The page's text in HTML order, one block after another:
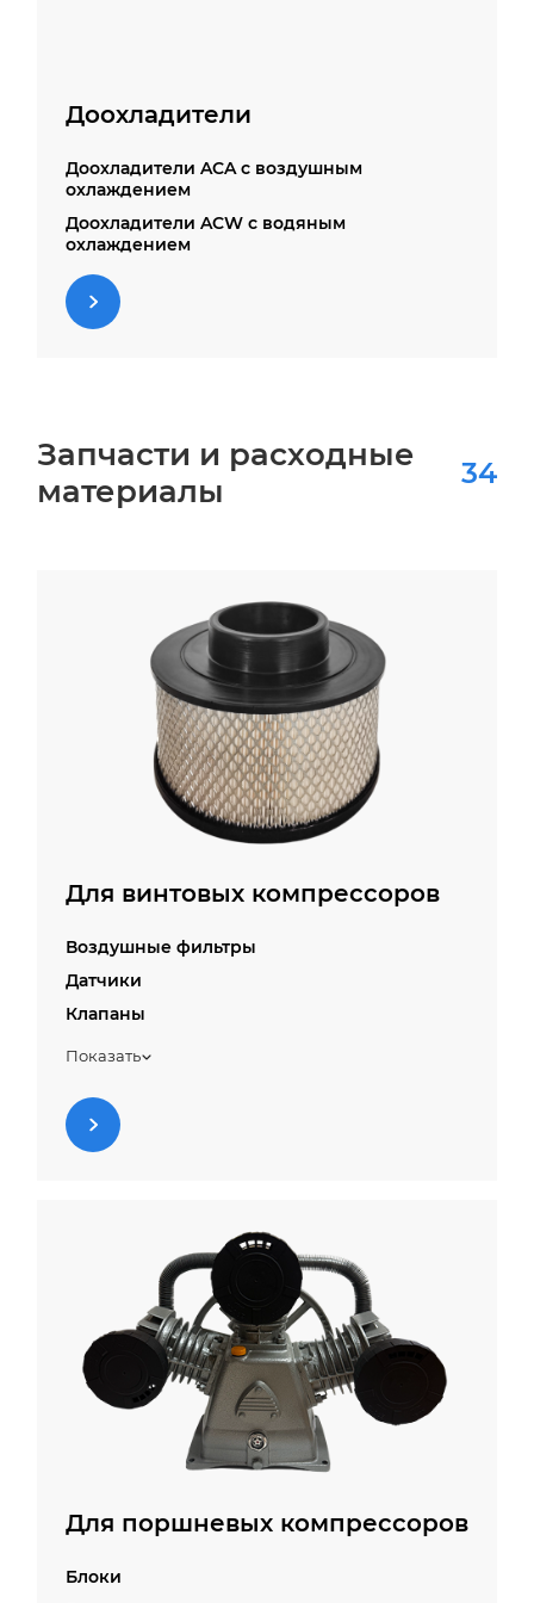
Доохладители
Доохладители ACA с воздушным
охлаждением
Доохладители ACW с водяным
охлаждением
Запчасти и расходные
материалы
34
Для винтовых компрессоров
Воздушные фильтры
Датчики
Клапаны
Масляные фильтры
Термоэлементы
Фильтры-маслоотделители
Показать
Для поршневых компрессоров
Блоки